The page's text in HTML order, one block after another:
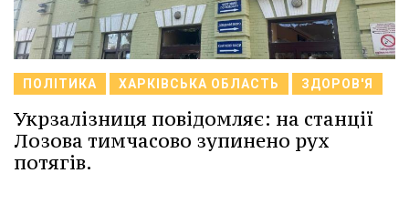
ПОЛІТИКА ХАРКІВСЬКА ОБЛАСТЬ ЗДОРОВ'Я
Укрзалізниця повідомляє: на станції
Лозова тимчасово зупинено рух
потягів.